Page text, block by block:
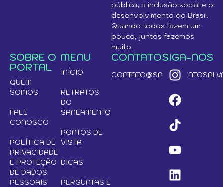
pública, a inclusão social e o
desenvolvimento do Brasil.
Quando todos fazem um
pouco, juntos fazemos
muito.
SOBRE O
PORTAL
QUEM
SOMOS
FALE
CONOSCO
POLÍTICA DE
PRIVACIDADE
E PROTEÇÃO
DE DADOS
PESSOAIS
MENU
INÍCIO
RETRATOS
DO
SANEAMENTO
PONTOS DE
VISTA
DICAS
PERGUNTAS E
CONTATOSIGA-NOS